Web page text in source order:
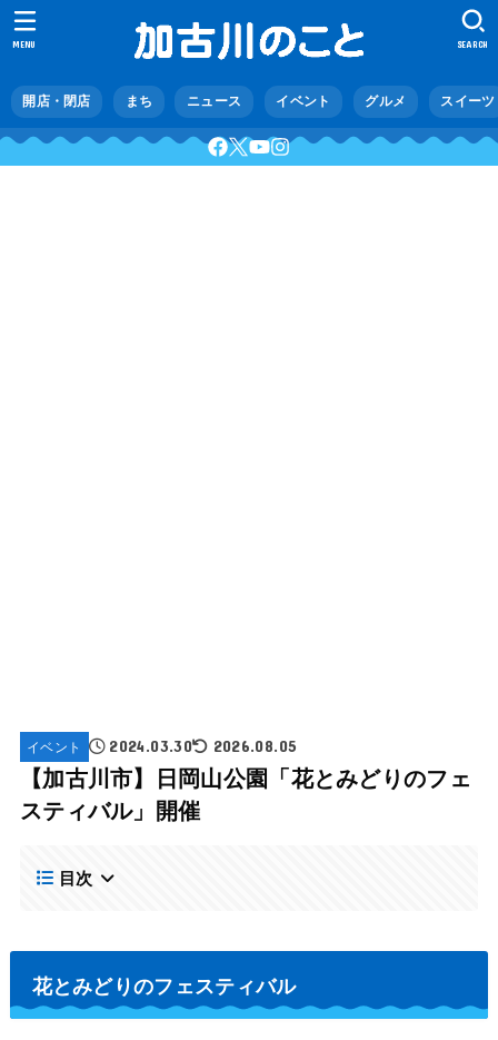
開店・閉店 まち ニュース イベント グルメ スイーツ
SEARCH
MENU
イベント 2024.03.30 2026.08.05
【加古川市】日岡山公園「花とみどりのフェ
スティバル」開催
目次
花とみどりのフェスティバル